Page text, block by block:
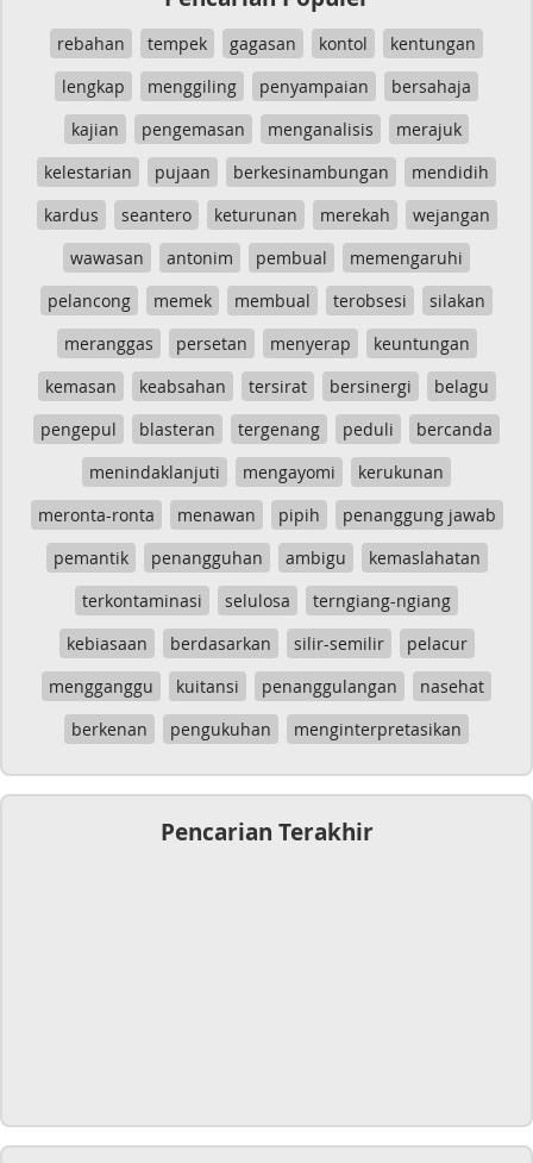
rebahan tempek gagasan kontol
kentungan
lengkap
menggiling penyampaian
bersahaja
kajian
pengemasan menganalisis
merajuk
kelestarian
pujaan berkesinambungan
mendidih
kardus
seantero keturunan merekah
wejangan
wawasan
antonim pembual
memengaruhi
pelancong
memek membual terobsesi
silakan
meranggas
persetan menyerap
keuntungan
kemasan
keabsahan tersirat bersinergi
belagu
pengepul
blasteran tergenang peduli
bercanda
menindaklanjuti
mengayomi
kerukunan
meronta-ronta
menawan pipih
penanggung jawab
pemantik
penangguhan ambigu
kemaslahatan
terkontaminasi
selulosa
terngiang-ngiang
kebiasaan
berdasarkan silir-semilir
pelacur
mengganggu
kuitansi penanggulangan
nasehat
berkenan
pengukuhan menginterpretasikan
Pencarian Terakhir